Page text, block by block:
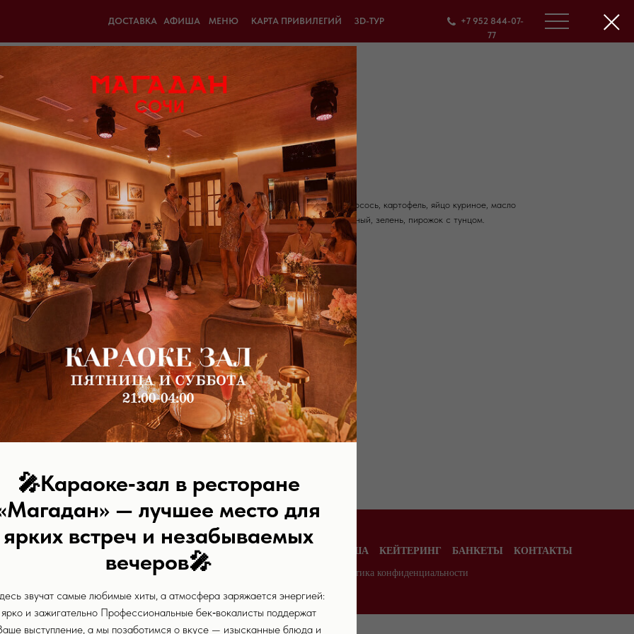
ДОСТАВКА МЕНЮ
АФИША
+7 952 844-07-
77
3D-ТУР
КАРТА ПРИВИЛЕГИЙ
Магаданская уха
890,00 р.
Состав: рыбный бульон, судак, судак коп., лосось, картофель, яйцо куриное, масло
нерафинированное, манка, специи, лук зеленый, зелень, пирожок с тунцом.
Белки, гр: 23,5
Жиры, гр: 13,78
Углеводы, гр: 14,05
Энергетическая ценность 100гр. Ккал: 278
Энергетическая ценность, кДЖ: 1112
Weight: 500 g
3D-ТУР ДОСТАВКА АФИША КЕЙТЕРИНГ БАНКЕТЫ КОНТАКТЫ
ООО “БЕТА”. ИНН 2366033259, ОГРН 1222300002077 | Политика конфиденциальности
🎤Караоке‑зал в ресторане
— лучшее место для
ярких встреч и незабываемых
вечеров🎤
звучат самые любимые хиты, а атмосфера заряжается энергией:
ярко и зажигательно Профессиональные бек‑вокалисты поддержат
выступление, а мы позаботимся о вкусе — изысканные блюда и